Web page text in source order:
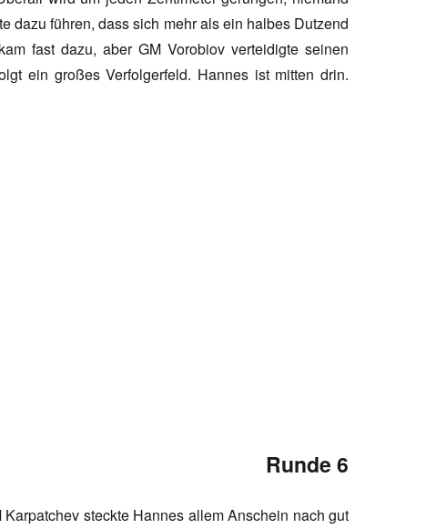
dazu führen, dass sich mehr als ein halbes Dutzend
fast dazu, aber GM Vorobiov verteidigte seinen
ein großes Verfolgerfeld. Hannes ist mitten drin.
Runde 6
steckte Hannes allem Anschein nach gut